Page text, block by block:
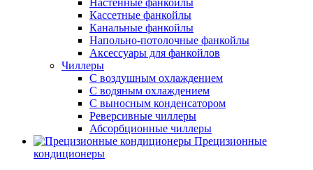
Настенные фанкойлы
Кассетные фанкойлы
Канальные фанкойлы
Напольно-потолочные фанкойлы
Аксессуары для фанкойлов
Чиллеры
С воздушным охлаждением
С водяным охлаждением
С выносным конденсатором
Реверсивные чиллеры
Абсорбционные чиллеры
Прецизионные
кондиционеры